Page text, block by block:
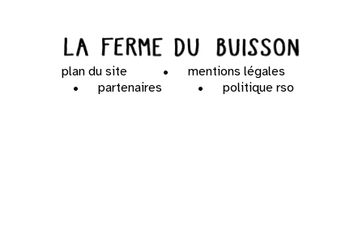
plan du site
mentions légales
partenaires
politique rso